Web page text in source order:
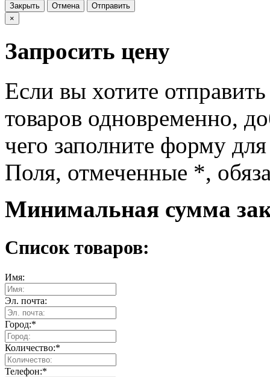
Закрыть
Отмена
Отправить
×
Запросить цену
Если вы хотите
товаров одновременно,
чего заполните форму
Поля, отмеченные *,
Минимальная сумма
Список товаров:
Имя:
Эл. почта:
Город:*
Количество:*
Телефон:*